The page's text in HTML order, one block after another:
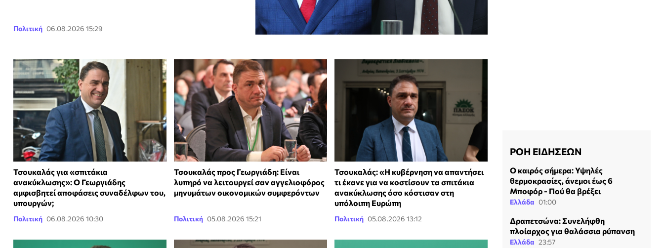
Πολιτική 06.08.2026 15:29
Τσουκαλάς για «σπιτάκια
ανακύκλωσης»: Ο Γεωργιάδης
αμφισβητεί αποφάσεις συναδέλφων του,
υπουργών;
Πολιτική 06.08.2026 10:30
Τσουκαλάς προς Γεωργιάδη: Είναι
λυπηρό να λειτουργεί σαν αγγελιοφόρος
μηνυμάτων οικονομικών συμφερόντων
Πολιτική 05.08.2026 15:21
Τσουκαλάς: «Η κυβέρνηση να απαντήσει
τι έκανε για να κοστίσουν τα σπιτάκια
ανακύκλωσης όσο κόστισαν στη
υπόλοιπη Ευρώπη
Πολιτική 05.08.2026 13:12
ΡΟΗ ΕΙΔΗΣΕΩΝ
Ο καιρός σήμερα: Υψηλές
θερμοκρασίες, άνεμοι έως 6
Μποφόρ - Πού θα βρέξει
Ελλάδα 01:00
Δραπετσώνα: Συνελήφθη
πλοίαρχος για θαλάσσια ρύπανση
Ελλάδα 23:57